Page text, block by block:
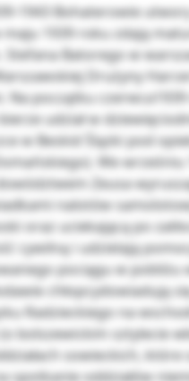
1943 Bohaterowie
maju 1939 roku zdają
Stefana Batorego w
Drużyny
Na początku
udział w
w Beskid Ślązki pod
We
Zeusa
nalotów
oraz uciekającą po
cywilną i udzielają
pociągu w pobliżu
chłopcydowiadują
Radzieckiego na
bolszewickim sztylecie
sowieckich, które
spotkanie oddziałów